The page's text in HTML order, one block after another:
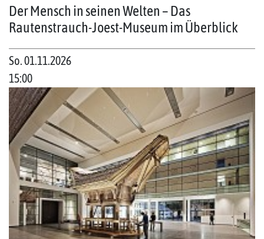
Der Mensch in seinen Welten – Das
Rautenstrauch-Joest-Museum im Überblick
So. 01.11.2026
15:00